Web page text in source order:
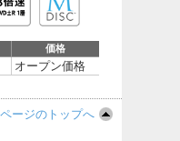
価格
オープン価格
ージのトップへ